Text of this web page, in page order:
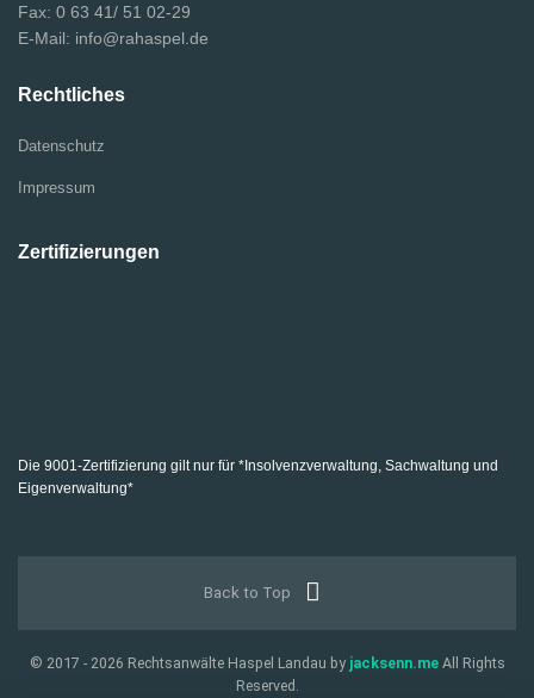
Fax: 0 63 41/ 51 02-29
E-Mail: info@rahaspel.de
Rechtliches
Datenschutz
Impressum
Zertifizierungen
Die 9001-Zertifizierung gilt nur für *Insolvenzverwaltung, Sachwaltung und
Eigenverwaltung*
© 2017 - 2026 Rechtsanwälte Haspel Landau by jacksenn.meAll Rights
Reserved.
Back to Top